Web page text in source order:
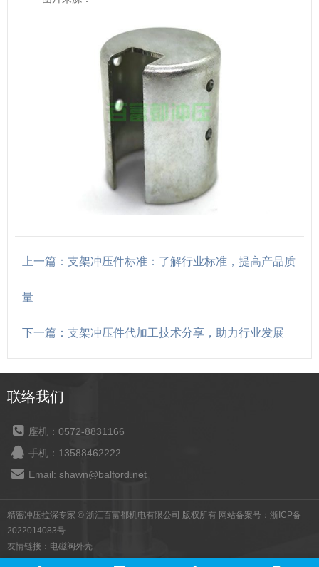
上一篇：支架冲压件标准：了解行业标准，提高产品质
量
下一篇：支架冲压件代加工技术分享，助力行业发展
联络我们
座机：0572-8831166
手机：13588462222
Email: shawn@balford.net
精密冲压拉深专家 © 浙江百富都机电有限公司 版权所有 网站备案号： 浙ICP备
2022014083号
友情链接： 电磁阀外壳